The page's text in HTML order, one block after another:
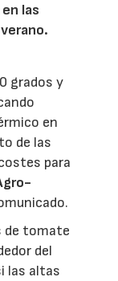
las
grados y
en
de las
para
de tomate
del
las altas